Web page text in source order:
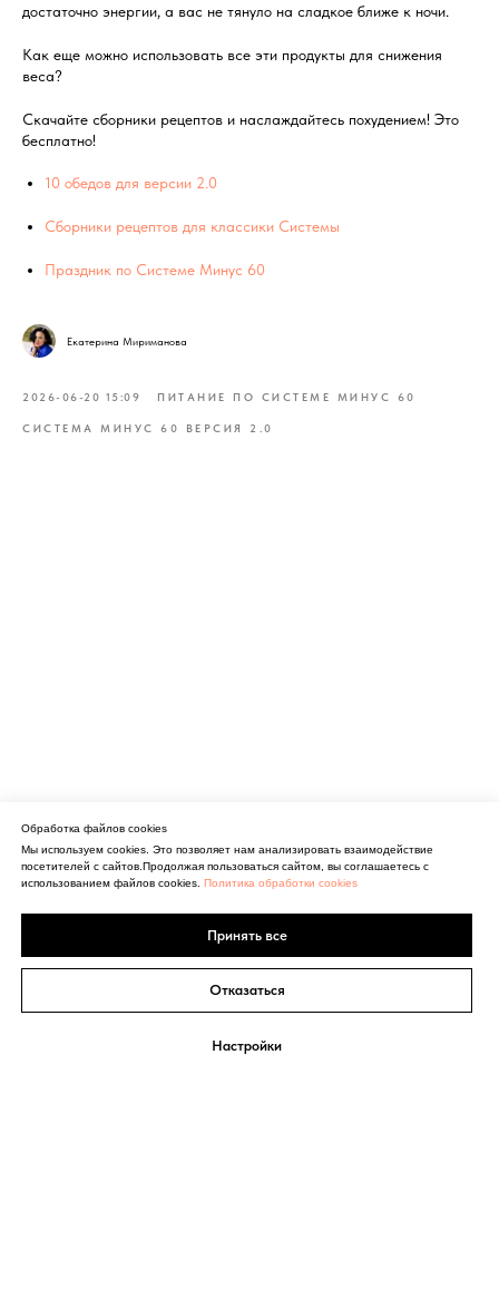
достаточно энергии, а вас не тянуло на сладкое ближе к ночи.
Как еще можно использовать все эти продукты для снижения
веса?
Скачайте сборники рецептов и наслаждайтесь похудением! Это
бесплатно!
10 обедов для версии 2.0
Сборники рецептов для классики Системы
Праздник по Системе Минус 60
Екатерина Мириманова
2026-06-20 15:09 ПИТАНИЕ ПО СИСТЕМЕ МИНУС 60
СИСТЕМА МИНУС 60 ВЕРСИЯ 2.0
Обработка файлов cookies
Мы используем cookies. Это позволяет нам анализировать взаимодействие
посетителей с сайтов.Продолжая пользоваться сайтом, вы соглашаетесь с
использованием файлов cookies. Политика обработки cookies
Принять все
Отказаться
Настройки